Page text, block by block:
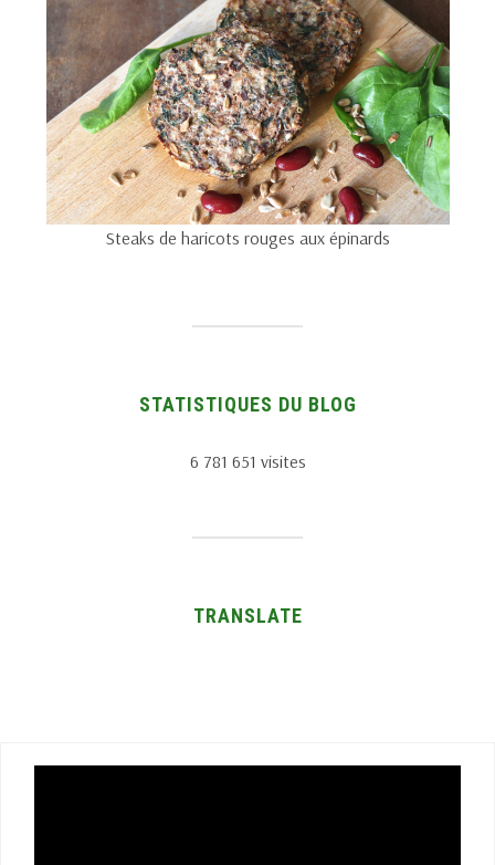
Steaks de haricots rouges aux épinards
STATISTIQUES DU BLOG
6 781 651 visites
TRANSLATE